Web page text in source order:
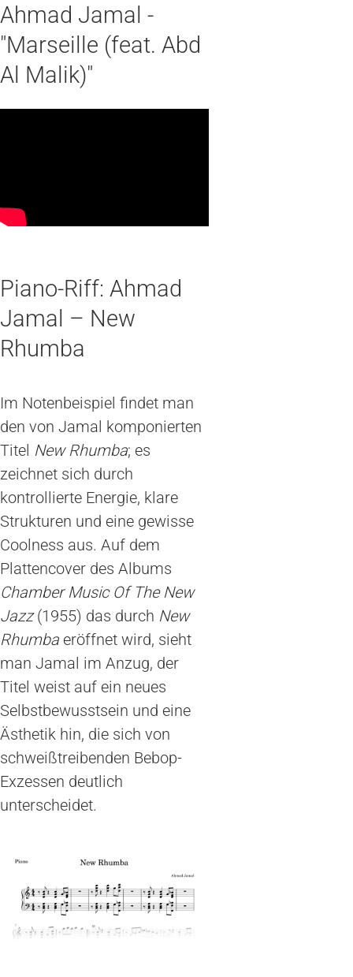
Ahmad Jamal -
"Marseille (feat. Abd
Al Malik)"
Piano-Riff: Ahmad
Jamal – New
Rhumba
Im Notenbeispiel findet man
den von Jamal komponierten
Titel New Rhumba; es
zeichnet sich durch
kontrollierte Energie, klare
Strukturen und eine gewisse
Coolness aus. Auf dem
Plattencover des Albums
Chamber Music Of The New
Jazz(1955) das durch New
Rhumba eröffnet wird, sieht
man Jamal im Anzug, der
Titel weist auf ein neues
Selbstbewusstsein und eine
Ästhetik hin, die sich von
schweißtreibenden Bebop-
Exzessen deutlich
unterscheidet.